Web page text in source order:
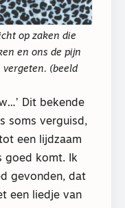
op zaken die
en ons de pijn
vergeten. (beeld
Dit bekende
soms verguisd,
een lijdzaam
goed komt. Ik
gevonden, dat
een liedje van